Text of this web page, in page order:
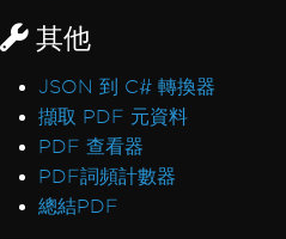
其他
JSON 到 C# 轉換器
擷取 PDF 元資料
PDF 查看器
PDF詞頻計數器
總結PDF